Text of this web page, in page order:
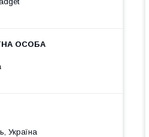
Україна